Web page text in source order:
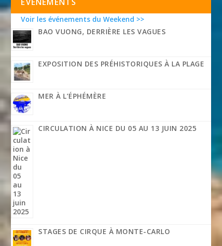
Voir les événements du Weekend >>
BAO VUONG, DERRIÈRE LES VAGUES
EXPOSITION DES PRÉHISTORIQUES À LA PLAGE
MER À L’ÉPHÉMÈRE
CIRCULATION À NICE DU 05 AU 13 JUIN 2025
STAGES DE CIRQUE À MONTE-CARLO